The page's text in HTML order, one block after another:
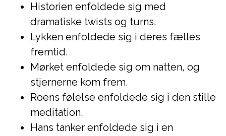
Historien enfoldede sig med
dramatiske twists og turns.
Lykken enfoldede sig i deres fælles
fremtid.
Mørket enfoldede sig om natten, og
stjernerne kom frem.
Roens følelse enfoldede sig i den stille
meditation.
Hans tanker enfoldede sig i en